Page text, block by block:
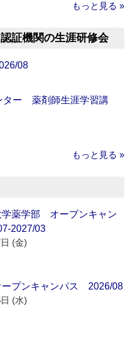
もっと見る »
証機関の生涯研修会
08
ター 薬剤師生涯学習講
もっと見る »
学薬学部 オープンキャン
2027/03
(金)
プンキャンパス 2026/08
(水)